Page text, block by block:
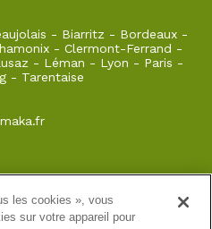
- Biarritz - Bordeaux -
- Clermont-Ferrand -
- Léman - Lyon - Paris -
- Tarentaise
Grand Port 73100 Aix-
les cookies », vous
sur votre appareil pour